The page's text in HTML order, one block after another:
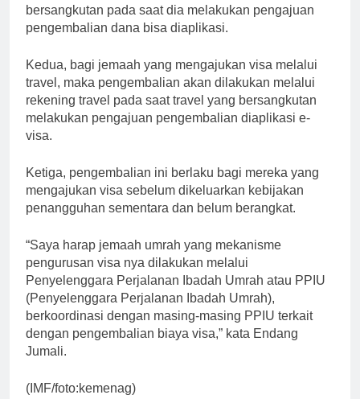
bersangkutan pada saat dia melakukan pengajuan
pengembalian dana bisa diaplikasi.
Kedua, bagi jemaah yang mengajukan visa melalui
travel, maka pengembalian akan dilakukan melalui
rekening travel pada saat travel yang bersangkutan
melakukan pengajuan pengembalian diaplikasi e-
visa.
Ketiga, pengembalian ini berlaku bagi mereka yang
mengajukan visa sebelum dikeluarkan kebijakan
penangguhan sementara dan belum berangkat.
“Saya harap jemaah umrah yang mekanisme
pengurusan visa nya dilakukan melalui
Penyelenggara Perjalanan Ibadah Umrah atau PPIU
(Penyelenggara Perjalanan Ibadah Umrah),
berkoordinasi dengan masing-masing PPIU terkait
dengan pengembalian biaya visa,” kata Endang
Jumali.
(IMF/foto:kemenag)